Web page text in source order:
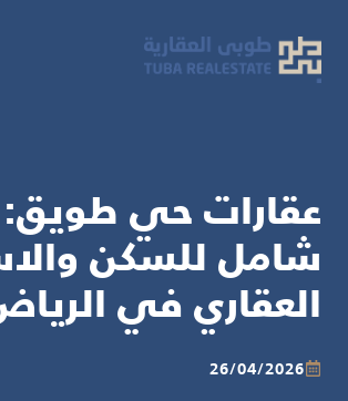
المحتوى
عقارات حي طويق:
شامل للسكن
العقاري في الرياض
26/04/2026